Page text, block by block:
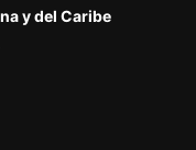
y del Caribe